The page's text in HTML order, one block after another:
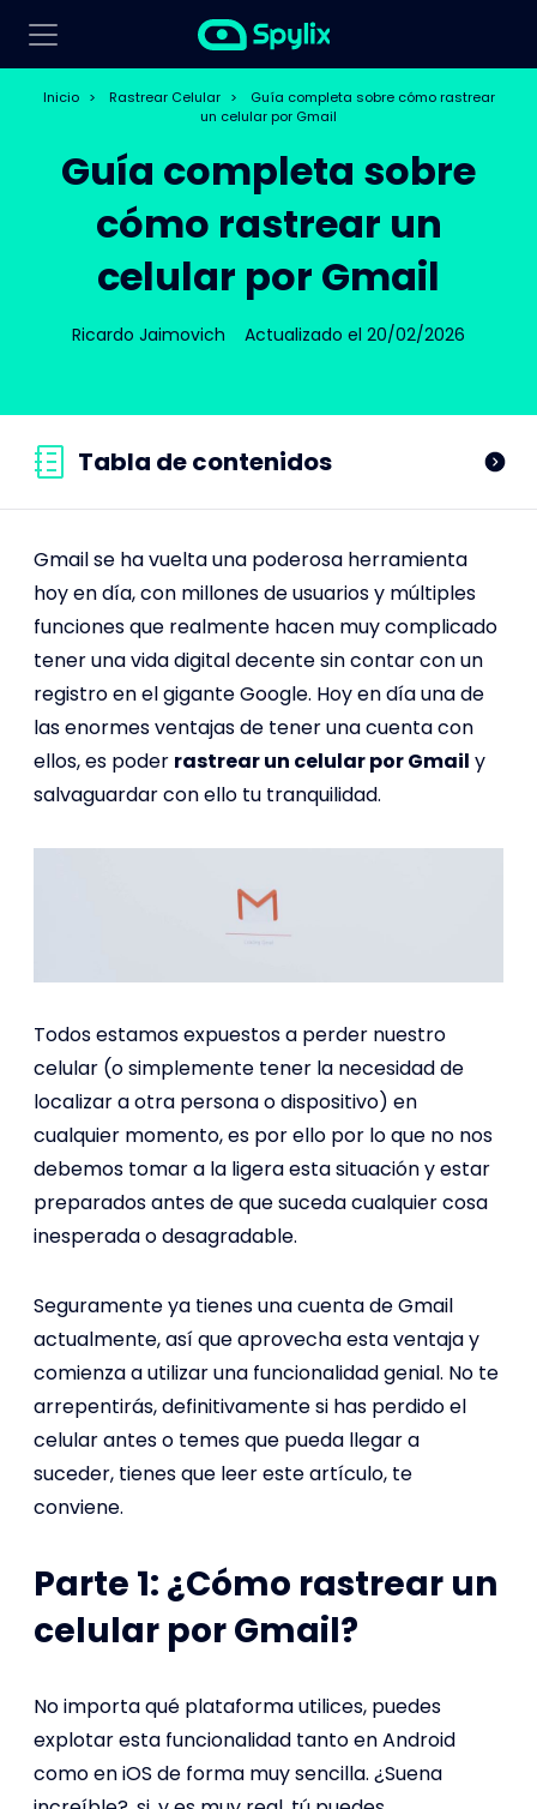
Inicio > Rastrear Celular >
Guía completa sobre cómo rastrear
un celular por Gmail
Guía completa sobre
cómo rastrear un
celular por Gmail
Ricardo Jaimovich Actualizado el 20/02/2026
Tabla de contenidos
Gmail se ha vuelta una poderosa herramienta
hoy en día, con millones de usuarios y múltiples
funciones que realmente hacen muy complicado
tener una vida digital decente sin contar con un
registro en el gigante Google. Hoy en día una de
las enormes ventajas de tener una cuenta con
ellos, es poder rastrear un celular por Gmail y
salvaguardar con ello tu tranquilidad.
Todos estamos expuestos a perder nuestro
celular (o simplemente tener la necesidad de
localizar a otra persona o dispositivo) en
cualquier momento, es por ello por lo que no nos
debemos tomar a la ligera esta situación y estar
preparados antes de que suceda cualquier cosa
inesperada o desagradable.
Seguramente ya tienes una cuenta de Gmail
actualmente, así que aprovecha esta ventaja y
comienza a utilizar una funcionalidad genial. No te
arrepentirás, definitivamente si has perdido el
celular antes o temes que pueda llegar a
suceder, tienes que leer este artículo, te
conviene.
Parte 1: ¿Cómo rastrear un
celular por Gmail?
No importa qué plataforma utilices, puedes
explotar esta funcionalidad tanto en Android
como en iOS de forma muy sencilla. ¿Suena